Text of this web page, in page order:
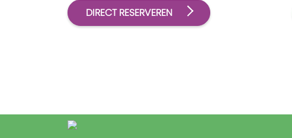
DIRECT RESERVEREN